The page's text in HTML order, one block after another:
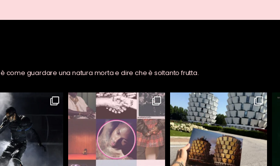
come guardare una natura morta e dire che è soltanto frutta.